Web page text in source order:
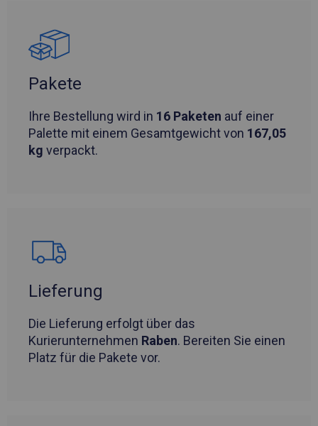
Pakete
Ihre Bestellung wird in 16 Paketen auf einer
Palette mit einem Gesamtgewicht von 167,05
kg verpackt.
Lieferung
Die Lieferung erfolgt über das
Kurierunternehmen Raben. Bereiten Sie einen
Platz für die Pakete vor.